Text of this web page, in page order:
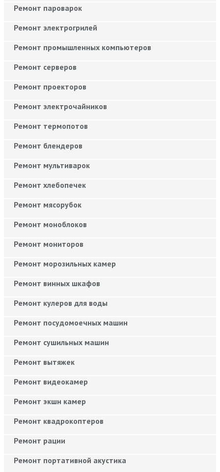
Ремонт пароварок
Ремонт электрогрилей
Ремонт промышленных компьютеров
Ремонт серверов
Ремонт проекторов
Ремонт электрочайников
Ремонт термопотов
Ремонт блендеров
Ремонт мультиварок
Ремонт хлебопечек
Ремонт мясорубок
Ремонт моноблоков
Ремонт мониторов
Ремонт морозильных камер
Ремонт винных шкафов
Ремонт кулеров для воды
Ремонт посудомоечных машин
Ремонт сушильных машин
Ремонт вытяжек
Ремонт видеокамер
Ремонт экшн камер
Ремонт квадрокоптеров
Ремонт рации
Ремонт портативной акустика